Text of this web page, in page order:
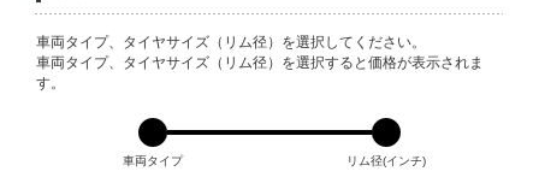
VARIATIONS
車両タイプ、タイヤサイズ（リム径）を選択してください。
車両タイプ、タイヤサイズ（リム径）を選択すると価格が表示されま
す。
車両タイプ リム径(インチ)